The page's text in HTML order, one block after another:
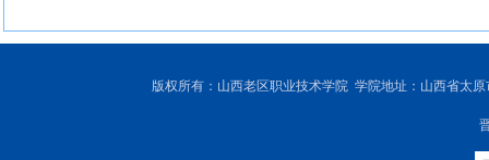
版权所有：山西老区职业技术学院 学院地址：山西省太